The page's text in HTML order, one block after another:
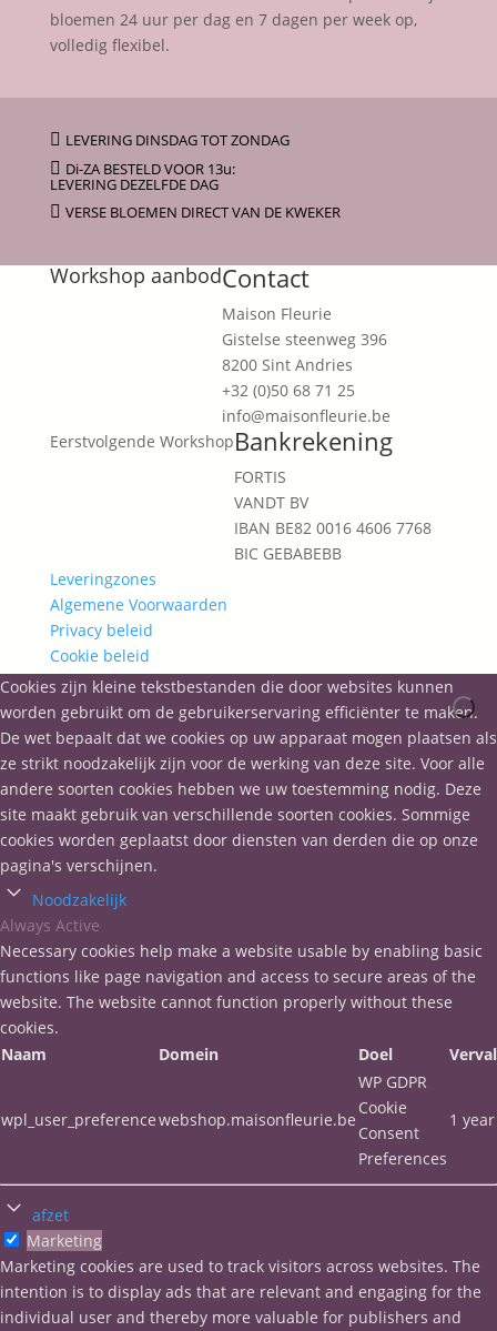
bloemen 24 uur per dag en 7 dagen per week op,
volledig flexibel.
 LEVERING DINSDAG TOT ZONDAG
 Di-ZA BESTELD VOOR 13u:
LEVERING DEZELFDE DAG
 VERSE BLOEMEN DIRECT VAN DE KWEKER
Workshop aanbodContact
Maison Fleurie
Gistelse steenweg 396
8200 Sint Andries
+32 (0)50 68 71 25
info@maisonfleurie.be
Eerstvolgende WorkshopBankrekening
FORTIS
VANDT BV
IBAN BE82 0016 4606 7768
BIC GEBABEBB
Leveringzones
Algemene Voorwaarden
Privacy beleid
Cookie beleid
Cookies zijn kleine tekstbestanden die door websites kunnen
worden gebruikt om de gebruikerservaring efficiënter te maken.
De wet bepaalt dat we cookies op uw apparaat mogen plaatsen als
ze strikt noodzakelijk zijn voor de werking van deze site. Voor alle
andere soorten cookies hebben we uw toestemming nodig. Deze
site maakt gebruik van verschillende soorten cookies. Sommige
cookies worden geplaatst door diensten van derden die op onze
pagina's verschijnen.
Noodzakelijk
Always Active
Necessary cookies help make a website usable by enabling basic
functions like page navigation and access to secure areas of the
website. The website cannot function properly without these
cookies.
Naam
Domein Doel
wpl_user_preferencewebshop.maisonfleurie.be
WP GDPR
Cookie
Consent
Preferences
1 year
afzet
Marketing
Marketing cookies are used to track visitors across websites. The
intention is to display ads that are relevant and engaging for the
individual user and thereby more valuable for publishers and